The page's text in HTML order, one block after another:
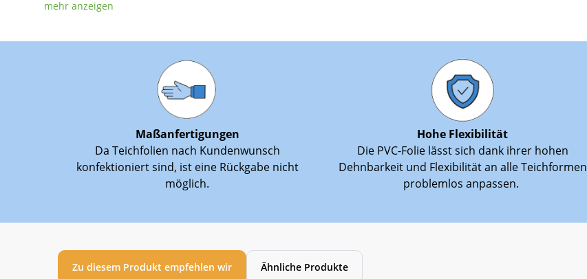
Maßanfertigungen
Da Teichfolien nach Kundenwunsch
konfektioniert sind, ist eine Rückgabe nicht
möglich.
Hohe Flexibilität
Die PVC-Folie lässt sich dank ihrer hohen
Dehnbarkeit und Flexibilität an alle Teichformen
problemlos anpassen.
Zu diesem Produkt empfehlen wir Ähnliche Produkte